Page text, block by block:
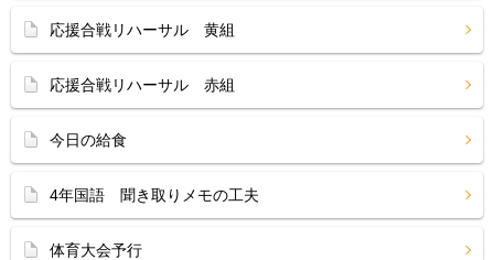
応援合戦リハーサル 黄組
応援合戦リハーサル 赤組
今日の給食
4年国語 聞き取りメモの工夫
体育大会予行